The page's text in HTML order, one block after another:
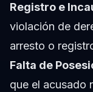
Registro e
violación de
arresto o
Falta de
que el acusado